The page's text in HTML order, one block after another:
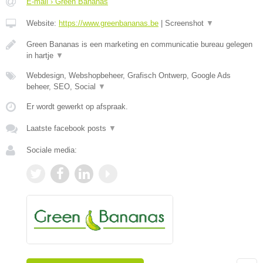
Website: https://www.greenbananas.be Screenshot ▼
Green Bananas is een marketing en communicatie bureau gelegen
in hartje ▼
Webdesign, Webshopbeheer, Grafisch Ontwerp, Google Ads
beheer, SEO, Social
▼
Er wordt gewerkt op afspraak.
Laatste facebook posts ▼
Sociale media: